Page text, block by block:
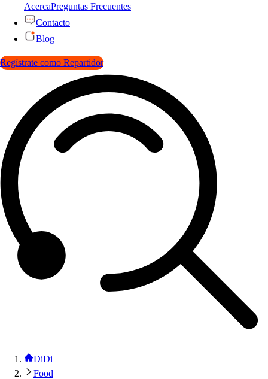
AcercaPreguntas Frecuentes
Contacto
Blog
Regístrate como Repartidor
DiDi
Food